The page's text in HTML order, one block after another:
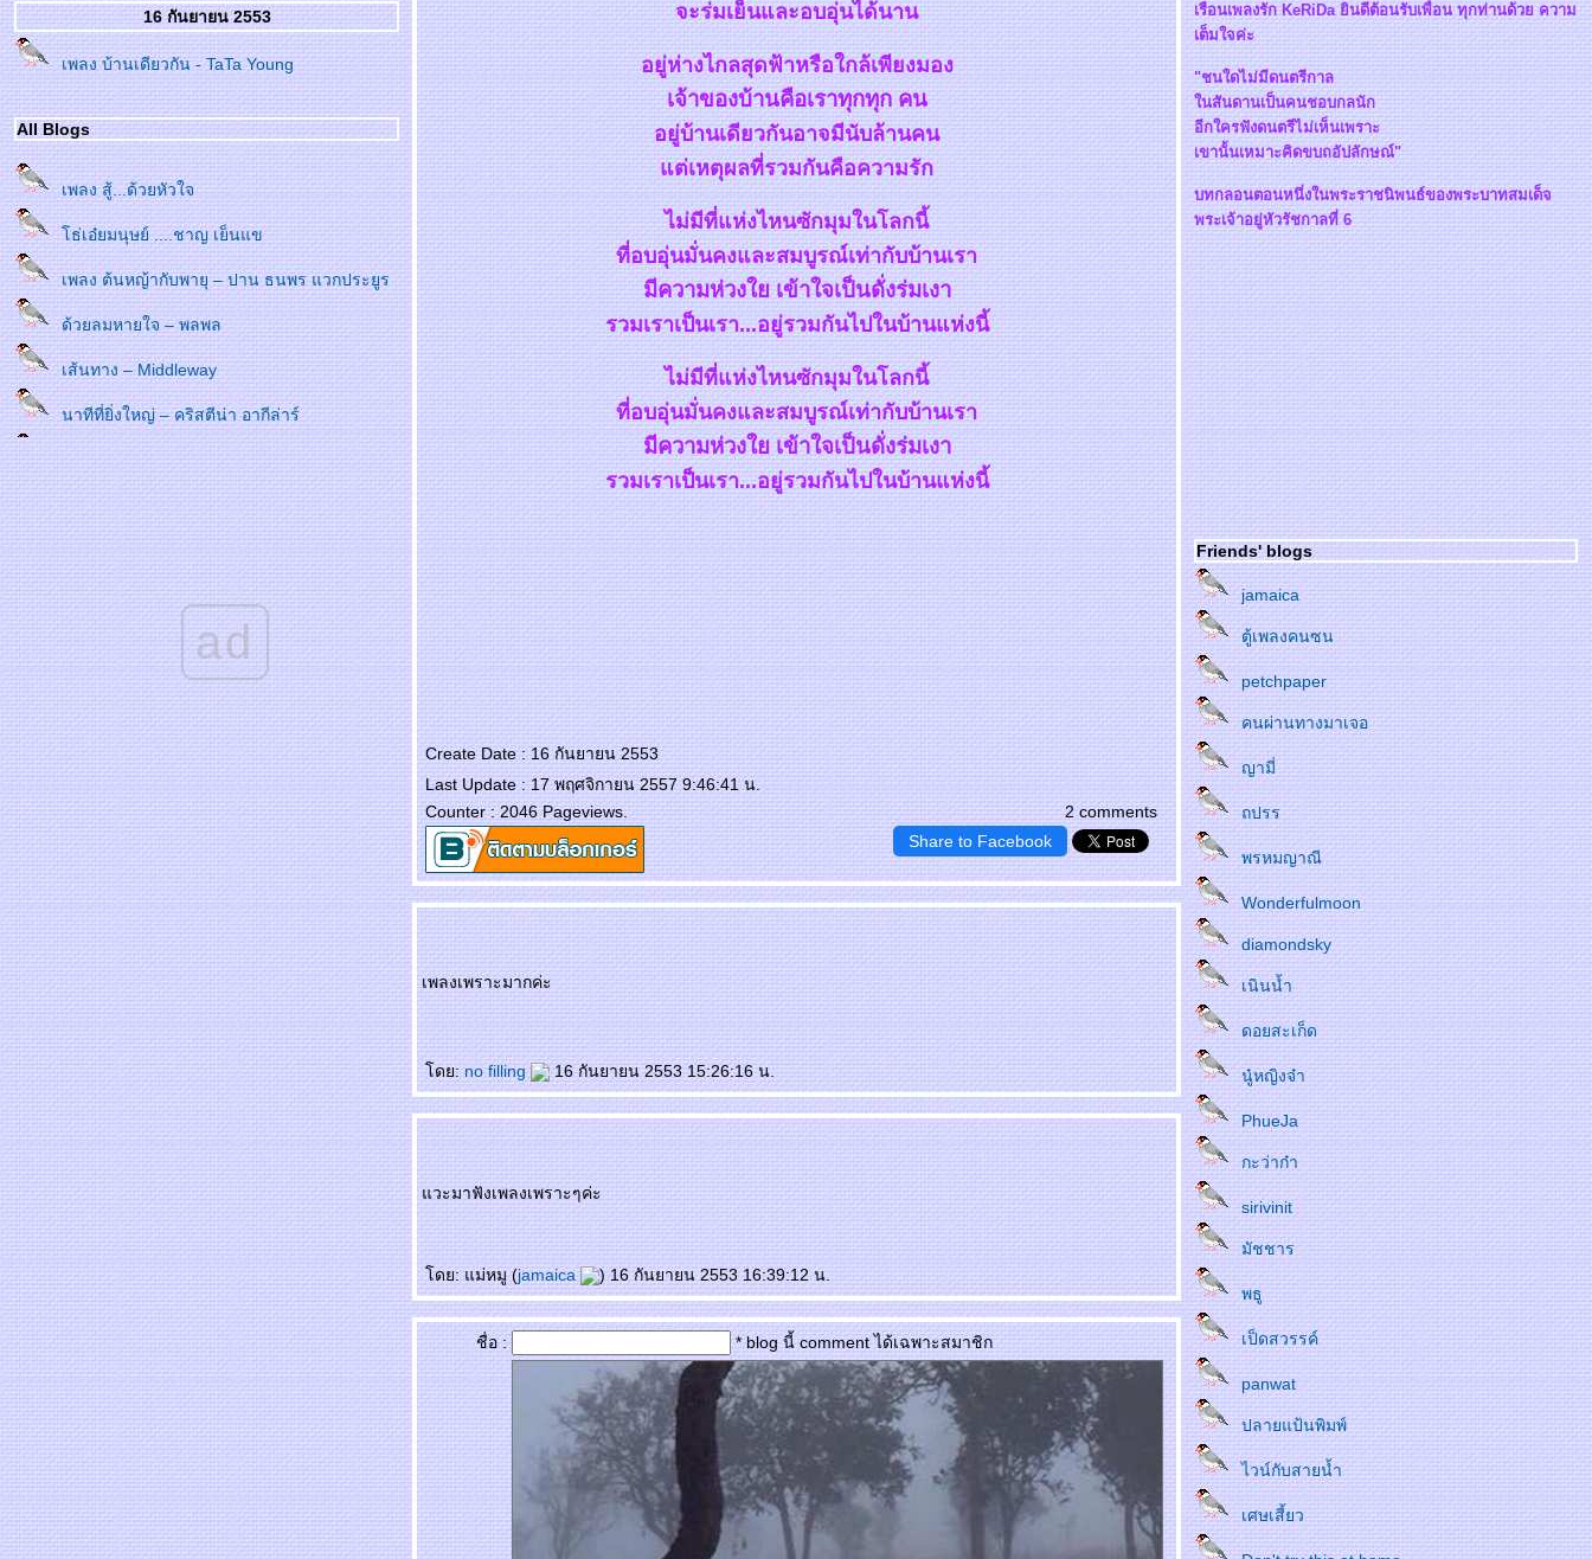
16 กันยายน 2553
เพลง บ้านเดียวกัน - TaTa Young
All Blogs
เพลง สู้...ด้วยหัวใจ
ธ่เอ๋ยมนุษย์ ....ชาญ เย็นแข
เพลง ต้นหญ้ากับพายุ – ปาน ธนพร แวกประยูร
ด้วยลมหายใจ – พลพล
เส้นทาง – Middleway
นาทีที่ยิ่งใหญ่ – คริสตีน่า อากีล่าร์
เพลง สู้ด้วยหัวใจ Pianismo (เปียนิสโม่)
อายฟ้าดิน – เพาเวอร์แบนด์
เพลง รางวัลของครู - ปาน ธนพร แวกประยูร
คนเห็นคน – เพ็ญศรี พุ่มชูศรี & สุรสิทธิ์ สัตยวงศ์
เพลง : เก่าไปใหม่มา - วงสุนทราภรณ์
เพลง ค่านิยมหลักคนไทย 12 ประการ
เพลงจันทร์ลอย – เพ็ญศรี พุ่มชูศรี
เพลง แม่พระแม่พิมพ์ – บุษยา รังสี
เพลงหมื่นคำรัก – หัวลำโพง
ด้วยมือนี้ – สมศักดิ์ เหมรัญ Ft.ป๋อ ณัฐวุฒิ
เพลงจาก - ธานินทร์ อินทรเทพ
เฝ้าไข้ใกล้เตียง – ธานินทร์ อินทรเทพ
น้ำผึ้งหรือยาพิษ – วงผู้หญิง
ดอกไม้ในหัวใจ – ปนัดดา เรืองวุฒิ
คำคำเดียว - you 4
เพลงฝังใจ - ศันสนีย์ นาคพงศ์
หลงเพ้อ - จินตนา สุขสถิตย์
ความรักเจ้าขา - เพ็ญศรี พุ่มชูศรี
ลกหมุนเวียน – สุนทราภรณ์
เพลงม่านมงคล - วินัย จุลบุษปะั
เพลงเอี้ยงจ๋า - ทนงศักดิ์ ภักดีเทวา
เพลงดวงใจ - ธานินทร์ อินทรเทพ
รักจากดวงใจ - มนตรี สีหเทพ
ปีศาจวสันต์ - อรรวี สัจจานนท์
ขอบคุณที่ทิ้งกัน --- หญิง ธิติกานต์
ad
จะร่มเย็นและอบอุ่นได้นาน
อยู่ห่างไกลสุดฟ้าหรือใกล้เพียงมอง
เจ้าของบ้านคือเราทุกทุก คน
อยู่บ้านเดียวกันอาจมีนับล้านคน
ต่เหตุผลที่รวมกันคือความรัก
ไม่มีที่แห่งไหนซักมุมในโลกนี้
ที่อบอุ่นมั่นคงและสมบูรณ์เท่ากับบ้านเรา
มีความห่วง เข้าใจเป็นดั่งร่มเงา
รวมเราเป็นเรา...อยู่รวมกันไปในบ้านแห่งนี้
ไม่มีที่แห่งไหนซักมุมในโลกนี้
ที่อบอุ่นมั่นคงและสมบูรณ์เท่ากับบ้านเรา
มีความห่วง เข้าใจเป็นดั่งร่มเงา
รวมเราเป็นเรา...อยู่รวมกันไปในบ้านแห่งนี้
Create Date : 16 กันยายน 2553
2 comments
Last Update : 17 พฤศจิกายน 2557 9:46:41 น.
Counter : 2046 Pageviews.
Share to Facebook
เพลงเพราะมากค่ะ
ดย:no filling 16 กันยายน 2553 15:26:16 น.
วะมาฟังเพลงเพราะๆค่ะ
ดย: แม่หมู (jamaica ) 16 กันยายน 2553 16:39:12 น.
ชื่อ : * blog นี้ comment ได้เฉพาะสมาชิก
เรือนเพลงรัก KeRiDa ยินดีต้อนรับเพื่อน ทุกท่านด้วย ความ
เต็มใจค่ะ
"ชนใดไม่มีดนตรีกาล
นสันดานเป็นคนชอบกลนัก
อีกใครฟังดนตรีไม่เห็นเพราะ
เขานั้นเหมาะคิดขบถอัปลักษณ์"
บทกลอนตอนหนึ่งในพระราชนิพนธ์ของพระบาทสมเด็จ
พระเจ้าอยู่หัวรัชกาลที่ 6
Friends' blogs
jamaica
ตู้เพลงคนซน
petchpaper
คนผ่านทางมาเจอ
ญามี่
ถปรร
พรหมญาณี
Wonderfulmoon
diamondsky
เนินน้ำ
ดอยสะเก็ด
นู๋หญิงจ๋า
PhueJa
กะว่าก๋า
sirivinit
มัชชาร
พธู
เป็ดสวรรค์
panwat
ปลายแป้นพิมพ์
ไวน์กับสายน้ำ
เศษเสี้ยว